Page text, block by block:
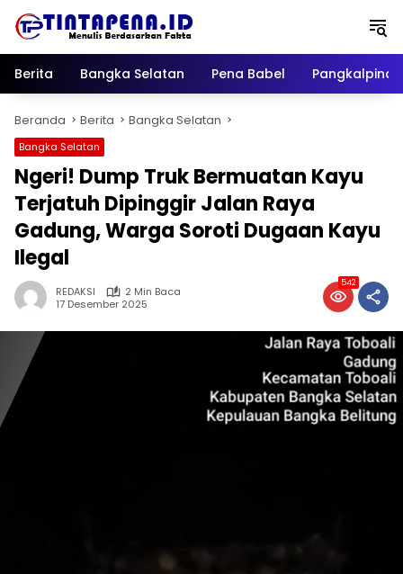
Berita
Bangka Selatan Pena Babel
Beranda Berita Bangka Selatan
Bangka Selatan
Ngeri! Dump Truk Bermuatan Kayu
Terjatuh Dipinggir Jalan Raya
Gadung, Warga Soroti Dugaan Kayu
Ilegal
REDAKSI
2 Min Baca
17 Desember 2025
542